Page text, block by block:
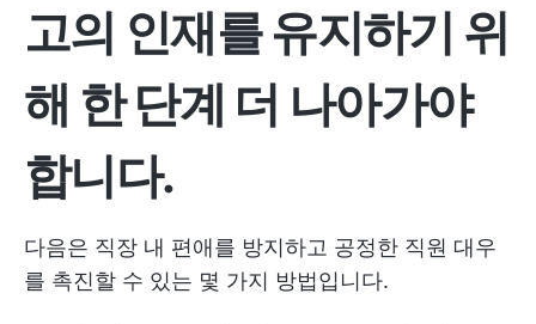
고의 인재를 유지하기 위
해 한 단계 더 나아가야
합니다.
다음은 직장 내 편애를 방지하고 공정한 직원 대우
를 촉진할 수 있는 몇 가지 방법입니다.